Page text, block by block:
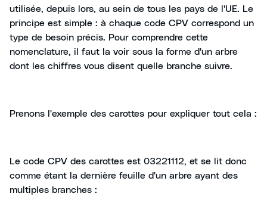
utilisée, depuis lors, au sein de tous les pays de l'UE. Le
principe est simple : à chaque code CPV correspond un
type de besoin précis. Pour comprendre cette
nomenclature, il faut la voir sous la forme d'un arbre
dont les chiffres vous disent quelle branche suivre.
Prenons l'exemple des carottes pour expliquer tout cela :
Le code CPV des carottes est 03221112, et se lit donc
comme étant la dernière feuille d'un arbre ayant des
multiples branches :